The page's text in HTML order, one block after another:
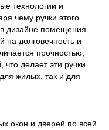
технологии и
чему ручки этого
в дизайне помещения.
на долговечность и
прочностью,
что делает эти ручки
жилых, так и для
окон и дверей по всей